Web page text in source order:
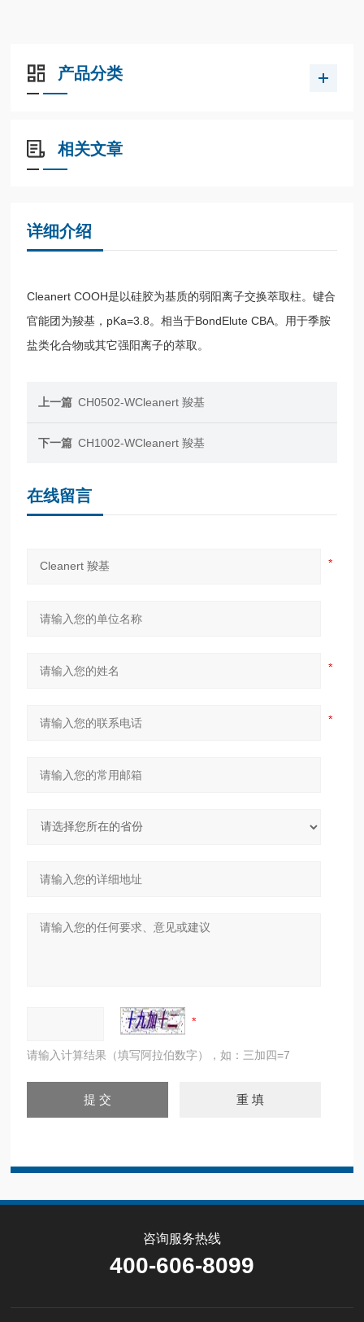
产品分类
相关文章
详细介绍
Cleanert COOH是以硅胶为基质的弱阳离子交换萃取柱。键合
官能团为羧基，pKa=3.8。相当于BondElute CBA。用于季胺
盐类化合物或其它强阳离子的萃取。
上一篇 CH0502-WCleanert 羧基
下一篇 CH1002-WCleanert 羧基
在线留言
请输入计算结果（填写阿拉伯数字），如：三加四=7
咨询服务热线
400-606-8099